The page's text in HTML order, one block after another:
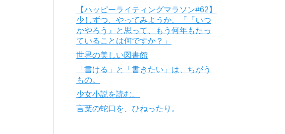
【ハッピーライティングマラソン#62】
少しずつ、やってみようか。「『いつ
かやろう』と思って、もう何年もたっ
ていることは何ですか？」
世界の美しい図書館
「書ける」と「書きたい」は、ちがう
もの。
少女小説を読む。
言葉の蛇口を、ひねったり。